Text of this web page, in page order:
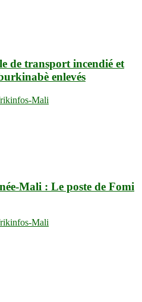
de transport incendié et
enlevés
Mali
Mali : Le poste de Fomi
Mali